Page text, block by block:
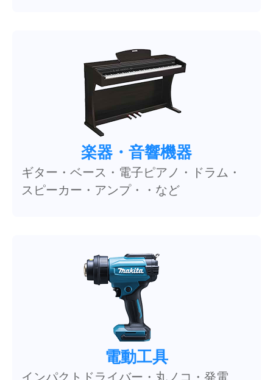
楽器・音響機器
ギター・ベース・電子ピアノ・ドラム・
スピーカー・アンプ・・など
電動工具
インパクトドライバー・丸ノコ・発電